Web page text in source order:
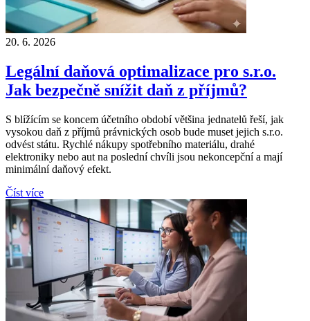
20. 6. 2026
Legální daňová optimalizace pro s.r.o.
Jak bezpečně snížit daň z příjmů?
S blížícím se koncem účetního období většina jednatelů řeší, jak
vysokou daň z příjmů právnických osob bude muset jejich s.r.o.
odvést státu. Rychlé nákupy spotřebního materiálu, drahé
elektroniky nebo aut na poslední chvíli jsou nekoncepční a mají
minimální daňový efekt.
Číst více